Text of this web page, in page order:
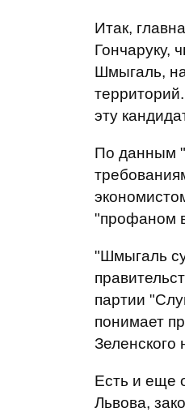
Итак,
Гончаруку,
Шмыгаль,
эту
По данным
"профаном
"Шмыгаль
партии
понимает
Зеленского
Есть и еще
Львова,